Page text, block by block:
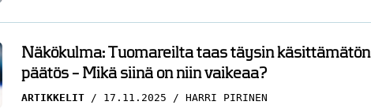
Näkökulma: Tuomareilta taas täysin käsittämätön
päätös – Mikä siinä on niin vaikeaa?
ARTIKKELIT 17.11.2025 HARRI PIRINEN